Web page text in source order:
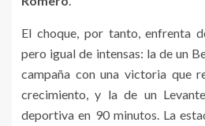
El choque, por tanto, enfrenta
pero igual de intensas: la de un
campaña con una victoria que
crecimiento, y la de un
deportiva en 90 minutos. La